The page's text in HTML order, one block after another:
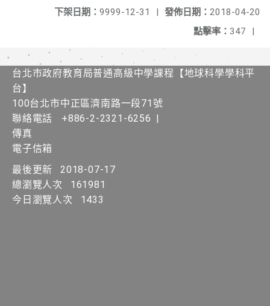
發佈日期： 2018-04-20
下架日期： 9999-12-31
|
點擊率： 347 |
台北市政府教育局普通高級中學課程​【​地球科學學科平
台】
100台北市中正區濟南路一段71號
聯絡電話
+886-2-2321-6256 |
傳真
電子信箱
最後更新
2018-07-17
總瀏覽人次
161981
今日瀏覽人次
1433